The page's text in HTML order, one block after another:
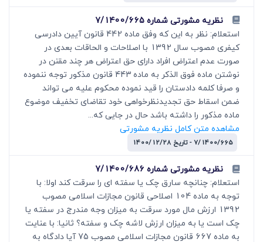
نظریه مشورتی شماره 7/1400/665
استعلام: نظر به این که وفق ماده 442 قانون آیین دادرسی
کیفری مصوب سال 1392 با اصلاحات و الحاقات بعدی در
صورت عدم اعتراض افراد دارای حق اعتراض هر چند مقنن در
نوشتن ماده فوق الذکر به ماده 443 قانون مذکور توجه ننموده
و صرفا کلمه دادستان را قید نموده محکوم علیه می تواند
ضمن اسقاط حق تجدیدنظرخواهی خود تقاضای تخفیف موضوع
ماده مذکور را داشته باشد حال در جایی که...
مشاهده متن کامل نظریه مشورتی
7/1400/665 - تاریخ 1400/12/28
نظریه مشورتی شماره 7/1400/686
استعلام: چنانچه سارق چک یا سفته ای را سرقت کند اولا: با
توجه به ماده 104 اصلاحی قانون مجازات اسلامی مصوب
1392 ارزش مال مورد سرقت به میزان وجه مندرج در سفته یا
چک است یا به میزان ارزش لاشه چک و سفته؟ ثانیا: با عنایت
به ماده 667 قانون مجازات اسلامی مصوب 75 آیا دادگاه به